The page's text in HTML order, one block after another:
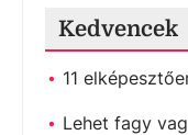
Kedvencek
11
Lehet fagy